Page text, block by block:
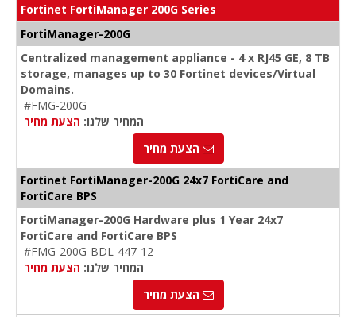
Fortinet FortiManager 200G Series
FortiManager-200G
Centralized management appliance - 4 x RJ45 GE, 8 TB
storage, manages up to 30 Fortinet devices/Virtual
Domains.
#FMG-200G
המחיר שלנו: הצעת מחיר
הצעת מחיר
Fortinet FortiManager-200G 24x7 FortiCare and
FortiCare BPS
FortiManager-200G Hardware plus 1 Year 24x7
FortiCare and FortiCare BPS
#FMG-200G-BDL-447-12
המחיר שלנו: הצעת מחיר
הצעת מחיר